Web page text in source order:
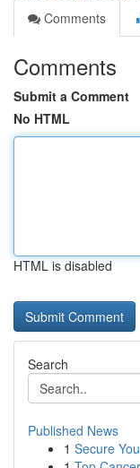
Comments
Comments
Submit a Comment
No HTML
HTML is disabled
Search
Published News
1 Secure